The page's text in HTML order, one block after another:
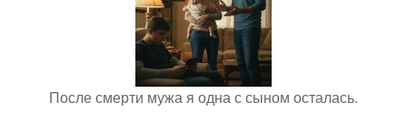
После смерти мужа я одна с сыном осталась.